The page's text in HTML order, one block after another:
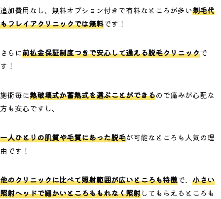
追加費用なし、無料オプション付きで有料なところが多い剃毛代
もフレイアクリニックでは無料です！
さらに前払金保証制度つきで安心して通える脱毛クリニックで
す！
施術毎に熱破壊式か蓄熱式を選ぶことができるので痛みが心配な
方も安心ですし、
一人ひとりの肌質や毛質にあった脱毛が可能なところも人気の理
由です！
他のクリニックに比べて照射範囲が広いところも特徴で、 小さい
照射ヘッドで細かいところももれなく照射してもらえるところも